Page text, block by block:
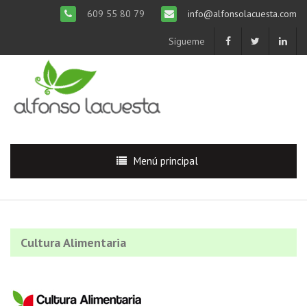
609 55 80 79 info@alfonsolacuesta.com
Sígueme
Menú principal
Cultura Alimentaria